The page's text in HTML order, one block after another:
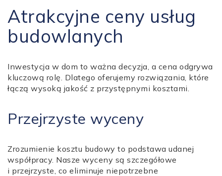
Atrakcyjne ceny usług
budowlanych
Inwestycja w dom to ważna decyzja, a cena odgrywa
kluczową rolę. Dlatego oferujemy rozwiązania, które
łączą wysoką jakość z przystępnymi kosztami.
Przejrzyste wyceny
Zrozumienie kosztu budowy to podstawa udanej
współpracy. Nasze wyceny są szczegółowe
i przejrzyste, co eliminuje niepotrzebne